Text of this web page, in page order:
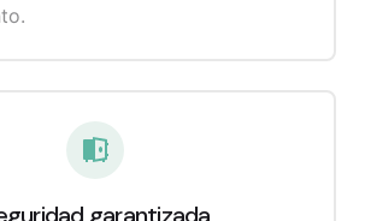
garantizada